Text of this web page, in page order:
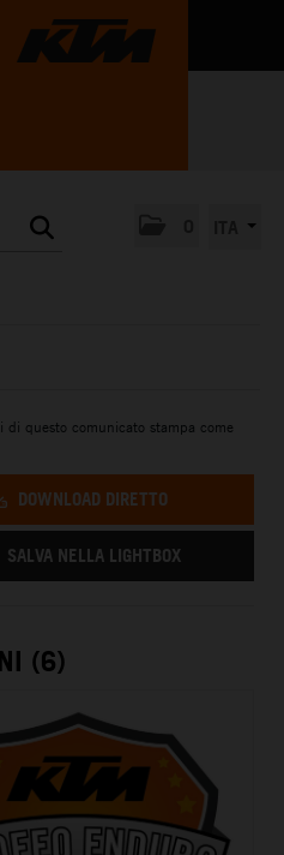
di questo comunicato stampa come
DOWNLOAD DIRETTO
SALVA NELLA LIGHTBOX
(6)